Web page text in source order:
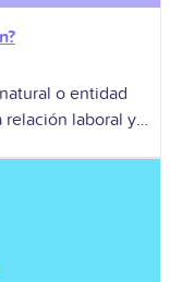
o entidad
relación laboral y
el cumplimiento